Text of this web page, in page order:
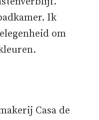
Ik
om
Casa de